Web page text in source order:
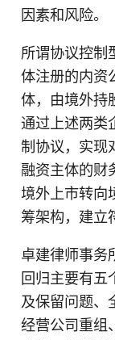
因素和风险。
所谓协议控制
体注册的内资
体，由境外持
通过上述两类
制协议，实现
融资主体的财
境外上市转向
筹架构，建立
卓建律师事务
回归主要有五
及保留问题、
经营公司重组